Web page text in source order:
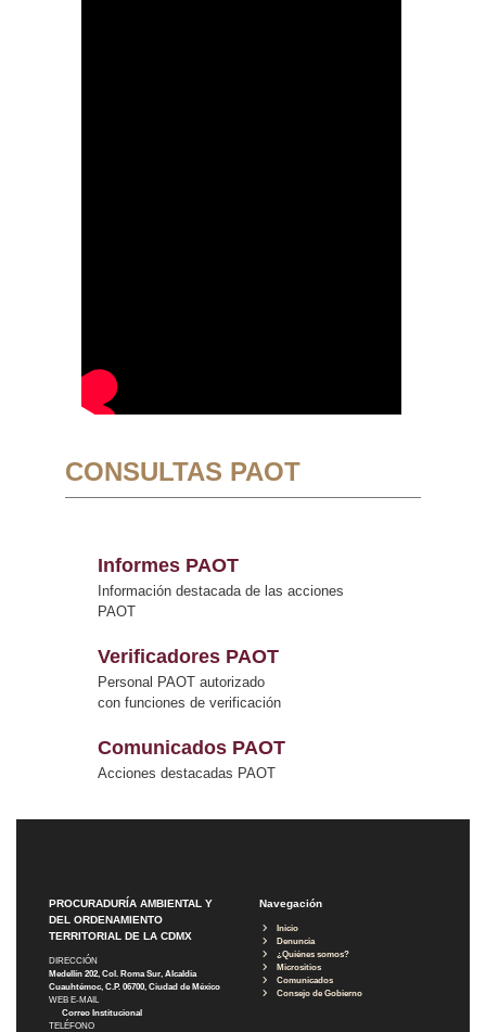
CONSULTAS PAOT
Informes PAOT
Información destacada de las acciones
PAOT
Verificadores PAOT
Personal PAOT autorizado
con funciones de verificación
Comunicados PAOT
Acciones destacadas PAOT
PROCURADURÍA AMBIENTAL Y
DEL ORDENAMIENTO
TERRITORIAL DE LA CDMX
DIRECCIÓN
Medellín 202, Col. Roma Sur, Alcaldía
Cuauhtémoc, C.P. 06700, Ciudad de México
WEB E-MAIL
Correo Institucional
TELÉFONO
Navegación
Inicio
Denuncia
¿Quiénes somos?
Micrositios
Comunicados
Consejo de Gobierno